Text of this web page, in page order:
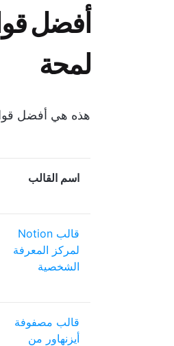
أفضل
لمحة
هذه هي أفضل
اسم القالب
قالب Notion
لمركز المعرفة
الشخصية
قالب مصفوفة
أيزنهاور من